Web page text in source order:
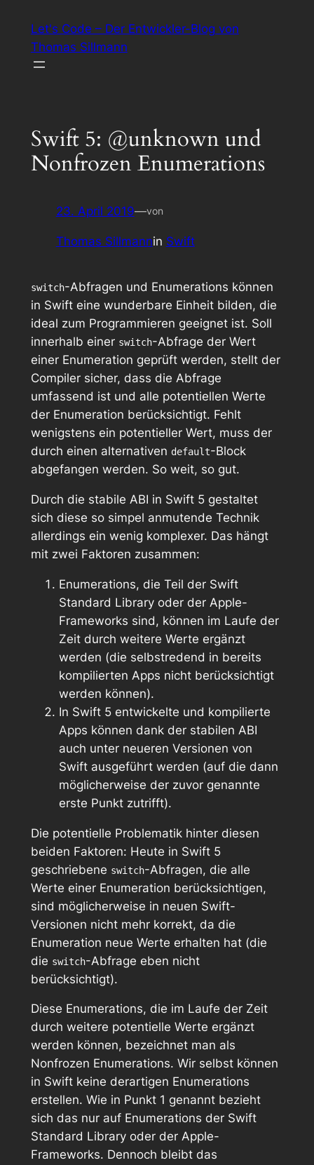
Inhalt
springen
Let's Code – Der Entwickler-Blog von
Thomas Sillmann
Swift 5: @unknown und
Nonfrozen Enumerations
23. April 2019—von
Thomas Sillmannin Swift
switch-Abfragen und Enumerations können
in Swift eine wunderbare Einheit bilden, die
ideal zum Programmieren geeignet ist. Soll
innerhalb einer switch-Abfrage der Wert
einer Enumeration geprüft werden, stellt der
Compiler sicher, dass die Abfrage
umfassend ist und alle potentiellen Werte
der Enumeration berücksichtigt. Fehlt
wenigstens ein potentieller Wert, muss der
durch einen alternativen default-Block
abgefangen werden. So weit, so gut.
Durch die stabile ABI in Swift 5 gestaltet
sich diese so simpel anmutende Technik
allerdings ein wenig komplexer. Das hängt
mit zwei Faktoren zusammen:
Enumerations, die Teil der Swift
Standard Library oder der Apple-
Frameworks sind, können im Laufe der
Zeit durch weitere Werte ergänzt
werden (die selbstredend in bereits
kompilierten Apps nicht berücksichtigt
werden können).
In Swift 5 entwickelte und kompilierte
Apps können dank der stabilen ABI
auch unter neueren Versionen von
Swift ausgeführt werden (auf die dann
möglicherweise der zuvor genannte
erste Punkt zutrifft).
Die potentielle Problematik hinter diesen
beiden Faktoren: Heute in Swift 5
geschriebene switch-Abfragen, die alle
Werte einer Enumeration berücksichtigen,
sind möglicherweise in neuen Swift-
Versionen nicht mehr korrekt, da die
Enumeration neue Werte erhalten hat (die
die switch-Abfrage eben nicht
berücksichtigt).
Diese Enumerations, die im Laufe der Zeit
durch weitere potentielle Werte ergänzt
werden können, bezeichnet man als
Nonfrozen Enumerations. Wir selbst können
in Swift keine derartigen Enumerations
erstellen. Wie in Punkt 1 genannt bezieht
sich das nur auf Enumerations der Swift
Standard Library oder der Apple-
Frameworks. Dennoch bleibt das